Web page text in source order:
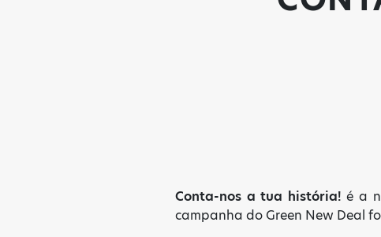
Conta-nos a tua história!é a
campanha do Green New Deal